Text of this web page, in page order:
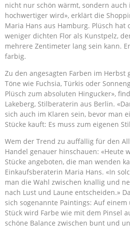
nicht nur schön wärmt, sondern auch
hochwertiger wird», erklärt die
Maria Hans aus Hamburg. Plüsch hat
weniger dichten Flor als Kunstpelz,
mehrere Zentimeter lang sein kann.
farbig.
Zu den angesagten Farben im Herbst
Töne wie Fuchsia, Türkis oder
Plüsch zum absoluten Hingucker»,
Lakeberg, Stilberaterin aus Berlin.
sich auch im Klaren sein, bevor man
Stücke kauft: Es muss zum eigenen
Wem der Trend zu auffällig für den
Handel genauer hinschauen: «Heute
Stücke angeboten, die man wenden
Einkaufsberaterin Maria Hans. «In
man die Wahl zwischen knallig und
nach Lust und Laune entscheiden.»
sich sogenannte Paintings: Auf
Stück wird Farbe wie mit dem Pinsel
schöne Balance zwischen bunt und